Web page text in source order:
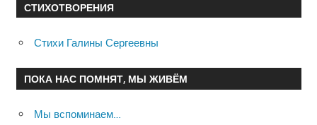
СТИХОТВОРЕНИЯ
Стихи Галины Сергеевны
ПОКА НАС ПОМНЯТ, МЫ ЖИВЁМ
Мы вспоминаем…